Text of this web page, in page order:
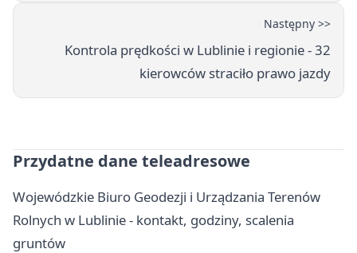
Następny >>
Kontrola prędkości w Lublinie i regionie - 32
kierowców straciło prawo jazdy
Przydatne dane teleadresowe
Wojewódzkie Biuro Geodezji i Urządzania Terenów
Rolnych w Lublinie - kontakt, godziny, scalenia
gruntów